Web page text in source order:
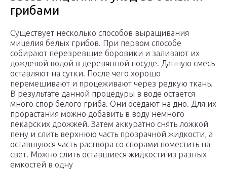
грибами
Существует несколько способов выращивания
мицелия белых грибов. При первом способе
собирают перезревшие боровики и заливают их
дождевой водой в деревянной посуде. Данную смесь
оставляют на сутки. После чего хорошо
перемешивают и процеживают через редкую ткань.
В результате данной процедуры в воде остается
много спор белого гриба. Они оседают на дно. Для их
прорастания можно добавить в воду немного
пекарских дрожжей. Затем аккуратно снять ложкой
пену и слить верхнюю часть прозрачной жидкости, а
оставшуюся часть раствора со спорами поместить на
свет. Можно слить оставшиеся жидкости из разных
емкостей в одну